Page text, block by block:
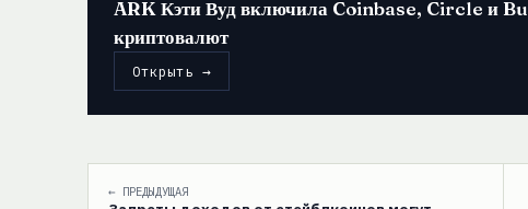
ARK Кэти Вуд включила Coinbase, Circle и
криптовалют
Открыть →
← ПРЕДЫДУЩАЯ